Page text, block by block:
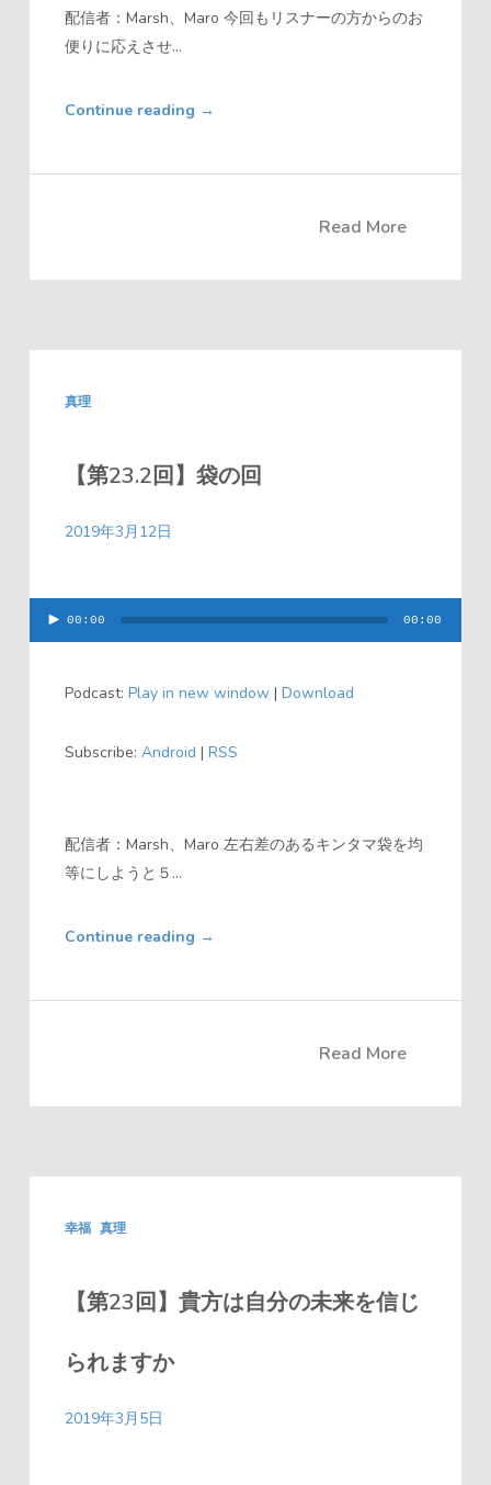
配信者：Marsh、Maro 今回もリスナーの方からのお
便りに応えさせ...
Continue reading →
Read More
真理
【第23.2回】袋の回
2019年3月12日
00:00 00:00
Podcast: Play in new window| Download
Subscribe: Android | RSS
配信者：Marsh、Maro 左右差のあるキンタマ袋を均
等にしようと５...
Continue reading →
Read More
幸福 真理
【第23回】貴方は自分の未来を信じ
られますか
2019年3月5日